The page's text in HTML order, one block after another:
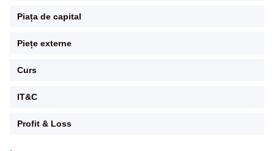
Piața de capital
Piețe externe
Curs
IT&C
Profit & Loss